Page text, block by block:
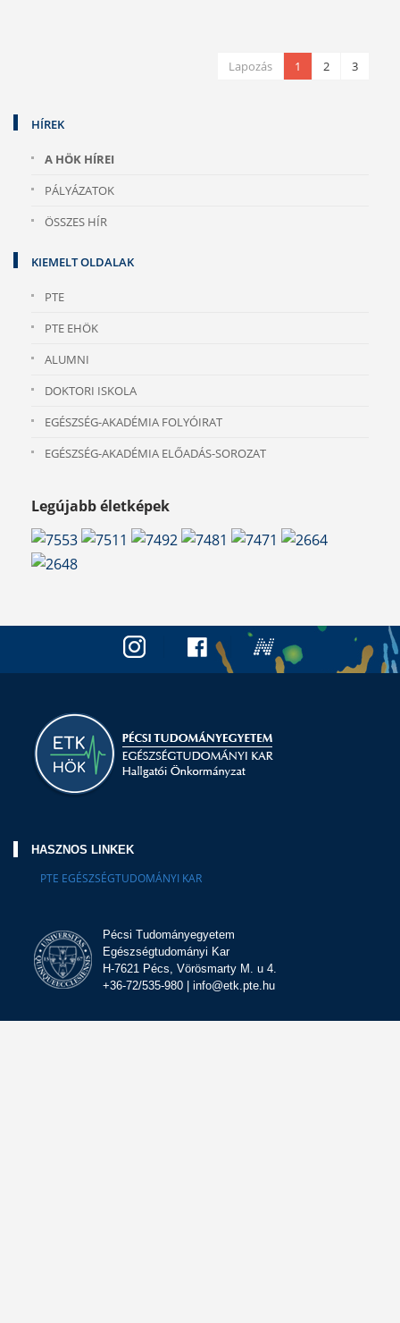
Lapozás 1 2 3
HÍREK
A HÖK HÍREI
PÁLYÁZATOK
ÖSSZES HÍR
KIEMELT OLDALAK
PTE
PTE EHÖK
ALUMNI
DOKTORI ISKOLA
EGÉSZSÉG-AKADÉMIA FOLYÓIRAT
EGÉSZSÉG-AKADÉMIA ELŐADÁS-SOROZAT
Legújabb életképek
HASZNOS LINKEK
PTE EGÉSZSÉGTUDOMÁNYI KAR
Pécsi Tudományegyetem
Egészségtudományi Kar
H-7621 Pécs, Vörösmarty M. u 4.
+36-72/535-980 | info@etk.pte.hu